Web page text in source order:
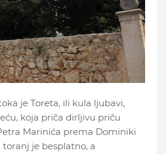
je Toreta, ili kula ljubavi,
koja priča dirljivu priču
Marinića prema Dominiki
toranj je besplatno, a